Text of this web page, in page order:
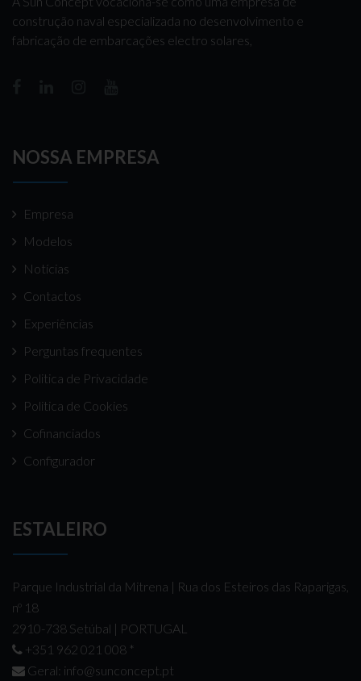
construção naval especializada no desenvolvimento e
fabricação de embarcações electro solares,
NOSSA EMPRESA
Empresa
Modelos
Notícias
Contactos
Experiências
Perguntas frequentes
Politica de Privacidade
Politica de Cookies
Cofinanciados
Configurador
ESTALEIRO
Parque Industrial da Mitrena | Rua dos Esteiros das Raparigas,
nº 18
2910-738 Setúbal | PORTUGAL
+351 962 021 008 *
Geral: info@sunconcept.pt